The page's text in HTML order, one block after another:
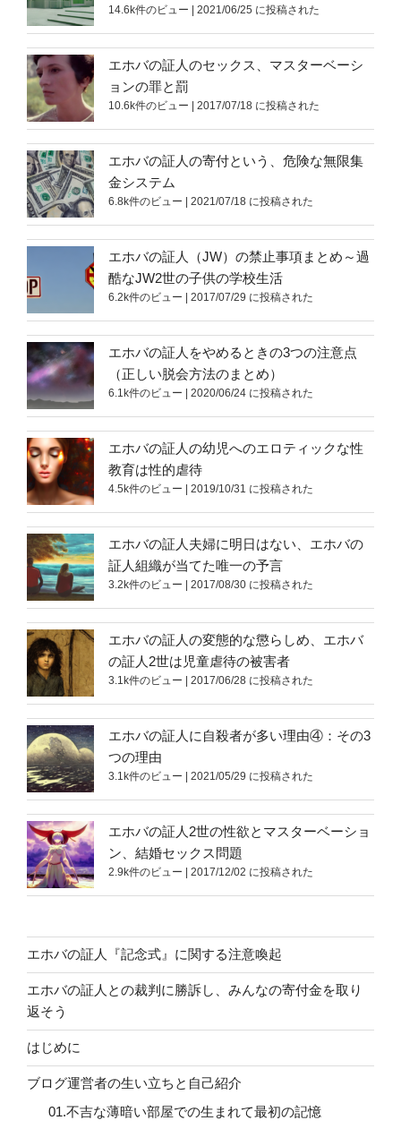
14.6k件のビュー 2021/06/25 に投稿された
エホバの証人のセックス、マスターベーシ
ョンの罪と罰
10.6k件のビュー 2017/07/18 に投稿された
エホバの証人の寄付という、危険な無限集
金システム
6.8k件のビュー 2021/07/18 に投稿された
エホバの証人（JW）の禁止事項まとめ～過
酷なJW2世の子供の学校生活
6.2k件のビュー 2017/07/29 に投稿された
エホバの証人をやめるときの3つの注意点
（正しい脱会方法のまとめ）
6.1k件のビュー 2020/06/24 に投稿された
エホバの証人の幼児へのエロティックな性
教育は性的虐待
4.5k件のビュー 2019/10/31 に投稿された
エホバの証人夫婦に明日はない、エホバの
証人組織が当てた唯一の予言
3.2k件のビュー 2017/08/30 に投稿された
エホバの証人の変態的な懲らしめ、エホバ
の証人2世は児童虐待の被害者
3.1k件のビュー 2017/06/28 に投稿された
エホバの証人に自殺者が多い理由④：その3
つの理由
3.1k件のビュー 2021/05/29 に投稿された
エホバの証人2世の性欲とマスターベーショ
ン、結婚セックス問題
2.9k件のビュー 2017/12/02 に投稿された
エホバの証人『記念式』に関する注意喚起
エホバの証人との裁判に勝訴し、みんなの寄付金を取り
返そう
はじめに
ブログ運営者の生い立ちと自己紹介
01.不吉な薄暗い部屋での生まれて最初の記憶